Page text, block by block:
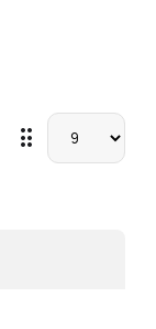
drag_indicator